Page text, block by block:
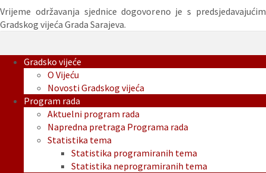
Vrijeme održavanja sjednice dogovoreno je s predsjedavajućim
Gradskog vijeća Grada Sarajeva.
Gradsko vijeće
O Vijeću
Novosti Gradskog vijeća
Program rada
Aktuelni program rada
Napredna pretraga Programa rada
Statistika tema
Statistika programiranih tema
Statistika neprogramiranih tema